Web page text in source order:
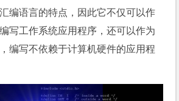
编语言的特点，因此它不仅可以作
写工作系统应用程序，还可以作为
编写不依赖于计算机硬件的应用程